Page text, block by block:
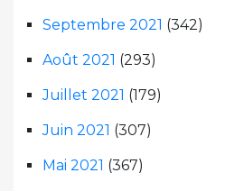
Septembre 2021 (342)
Août 2021 (293)
Juillet 2021 (179)
Juin 2021 (307)
Mai 2021 (367)